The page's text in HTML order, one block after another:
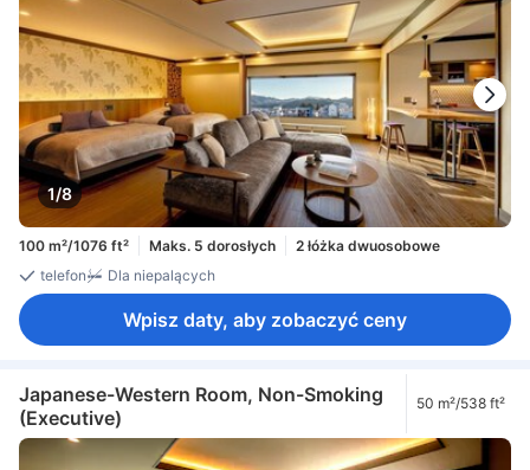
1/8
100 m²/1076 ft² Maks. 5 dorosłych
2 łóżka dwuosobowe
telefon
Dla niepalących
Wpisz daty, aby zobaczyć ceny
Japanese-Western Room, Non-Smoking
(Executive)
50 m²/538 ft²